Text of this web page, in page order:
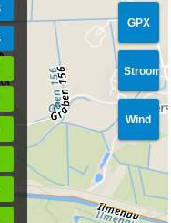
GPX
Stroom
Wind